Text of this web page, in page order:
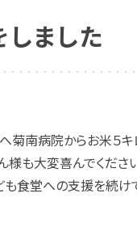
ました
菊南病院からお米５
も大変喜んでくださ
食堂への支援を続け